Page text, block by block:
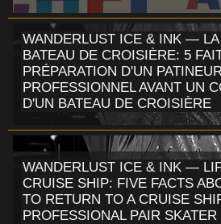
WANDERLUST ICE & INK —
BATEAU DE CROISIÈRE: 5
PRÉPARATION D'UN PATINEUR
PROFESSIONNEL AVANT UN
D'UN BATEAU DE CROISIÈRE
WANDERLUST ICE & INK —
CRUISE SHIP: FIVE FACTS
TO RETURN TO A CRUISE
PROFESSIONAL PAIR SKATER